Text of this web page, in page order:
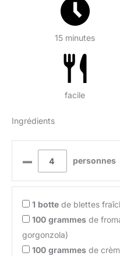
15 minutes
facile
Ingrédients
– personnes
1 botte de blettes
100 grammes de
gorgonzola)
100 grammes de